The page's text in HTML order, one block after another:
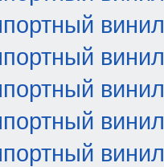
винил
винил
винил
винил
винил